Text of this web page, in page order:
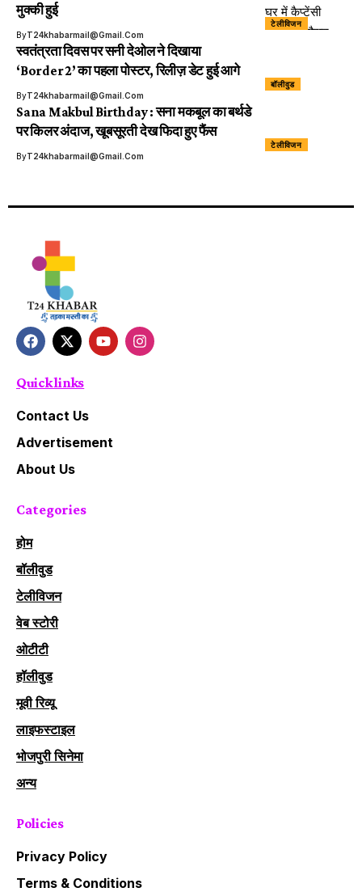
टेलीविजन
मुक्की हुई
ByT24khabarmail@gmail.com
बॉलीवुड
स्वतंत्रता दिवस पर सनी देओल ने दिखाया
‘Border 2’ का पहला पोस्टर, रिलीज़ डेट हुई आगे
ByT24khabarmail@gmail.com
टेलीविजन
Sana Makbul Birthday : सना मकबूल का बर्थडे
पर किलर अंदाज, खूबसूरती देख फिदा हुए फैंस
ByT24khabarmail@gmail.com
Quick links
Contact Us
Advertisement
About Us
Categories
होम
बॉलीवुड
टेलीविजन
वेब स्टोरी
ओटीटी
हॉलीवुड
मूवी रिव्यू
लाइफस्टाइल
भोजपुरी सिनेमा
अन्य
Policies
Privacy Policy
Terms & Conditions